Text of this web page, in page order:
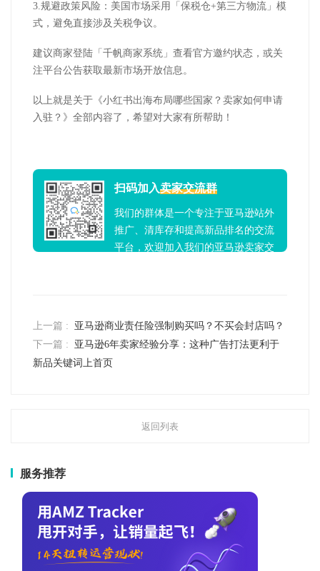
3.规避政策风险：美国市场采用「保税仓+第三方物流」模
式，避免直接涉及关税争议。
建议商家登陆「千帆商家系统」查看官方邀约状态，或关
注平台公告获取最新市场开放信息。
以上就是关于《小红书出海布局哪些国家？卖家如何申请
入驻？》全部内容了，希望对大家有所帮助！
扫码加入卖家交流群
我们的群体是一个专注于亚马逊站外
推广、清库存和提高新品排名的交流
平台，欢迎加入我们的亚马逊卖家交
上一篇 :
亚马逊商业责任险强制购买吗？不买会封店吗？
下一篇 :
亚马逊6年卖家经验分享：这种广告打法更利于
新品关键词上首页
返回列表
服务推荐